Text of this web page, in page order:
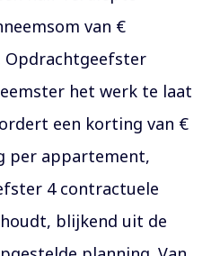
van €
Opdrachtgeefster
het werk te laat
een korting van €
per appartement,
4 contractuele
blijkend uit de